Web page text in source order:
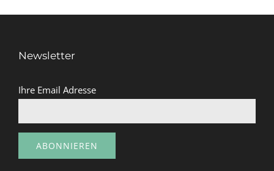
Newsletter
Ihre Email Adresse